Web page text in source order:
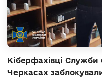
Кіберфахівці Служби
Черкасах